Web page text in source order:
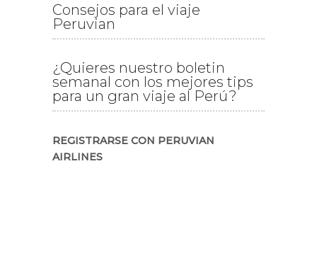
Consejos para el viaje
Peruvian
¿Quieres nuestro boletin
semanal con los mejores tips
para un gran viaje al Perú?
REGISTRARSE CON PERUVIAN
AIRLINES